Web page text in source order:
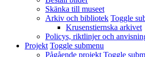
Skänka till museet
Arkiv och bibliotek Toggle
Krusenstiernska arkivet
Policys, riktlinjer och
Projekt Toggle submenu
Pågående projekt Toggle